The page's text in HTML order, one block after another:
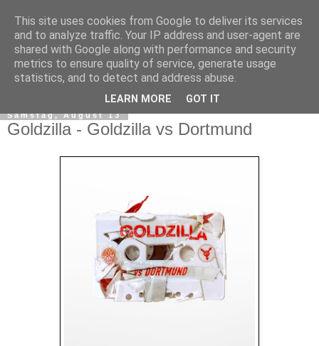
Samstag, August 13
Goldzilla - Goldzilla vs Dortmund
This site uses cookies from Google to deliver its services
and to analyze traffic. Your IP address and user-agent are
shared with Google along with performance and security
metrics to ensure quality of service, generate usage
statistics, and to detect and address abuse.
LEARN MORE GOT IT